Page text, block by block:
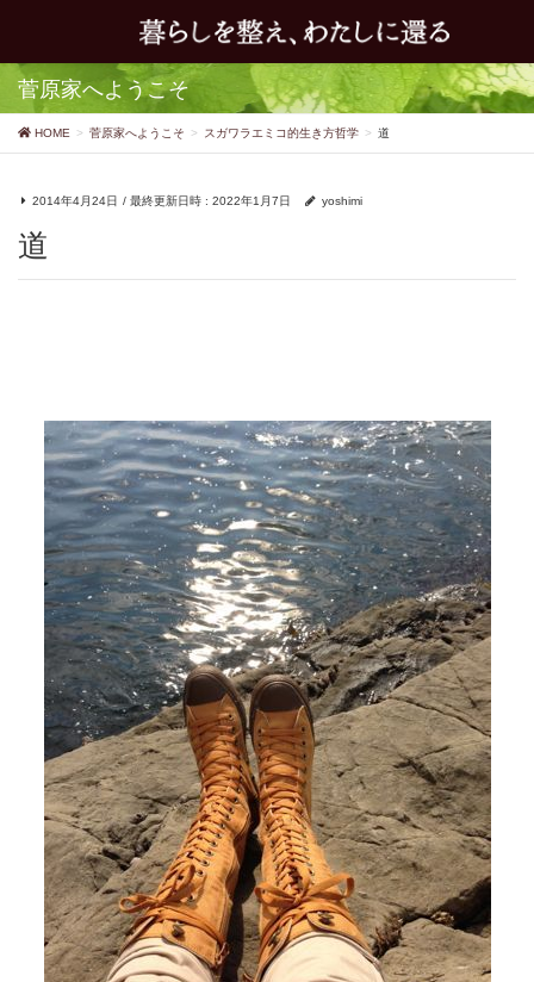
菅原家へようこそ
HOME 菅原家へようこそ スガワラエミコ的生き方哲学 道
2014年4月24日 / 最終更新日時 : 2022年1月7日 yoshimi
道